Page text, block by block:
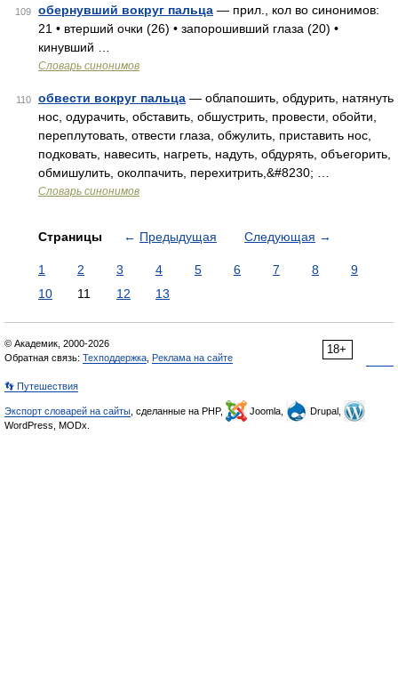
109 обернувший вокруг пальца — прил., кол во синонимов:
21 • втерший очки (26) • запорошивший глаза (20) •
кинувший …
Словарь синонимов
110 обвести вокруг пальца — облапошить, обдурить, натянуть
нос, одурачить, обставить, обшустрить, провести, обойти,
переплутовать, отвести глаза, обжулить, приставить нос,
подковать, навесить, нагреть, надуть, обдурять, объегорить,
обмишулить, околпачить, перехитрить,&#8230; …
Словарь синонимов
Страницы ← Предыдущая Следующая →
1 2 3 4 5 6 7 8
9
10
11 12 13
18+
© Академик, 2000-2026
Обратная связь: Техподдержка Реклама на сайте
👣 Путешествия
Экспорт словарей на сайты , сделанные на PHP, Joomla,
Drupal,
WordPress, MODx.